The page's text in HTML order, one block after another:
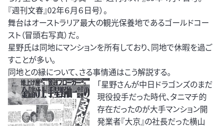
『週刊文春』02年６月６日号）。
舞台はオーストラリア最大の観光保養地であるゴールドコー
スト（冒頭右写真）だ。
星野氏は同地にマンションを所有しており、同地で休暇を過ご
すことが多い。
同地との縁について、さる事情通はこう解説する。
「星野さんが中日ドラゴンズのまだ
現役投手だった時代、タニマチ的
存在だったのが大手マンション開
発業者『大京』の社長だった横山